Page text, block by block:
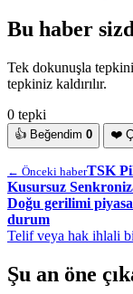
Bu haber
Tek dokunuşla
tepkiniz kaldırılır.
0 tepki
👍 Beğendim 0 ❤️
← Önceki haberTSK
Kusursuz
Doğu gerilimi
durum
Telif veya hak ihlali
Şu an öne